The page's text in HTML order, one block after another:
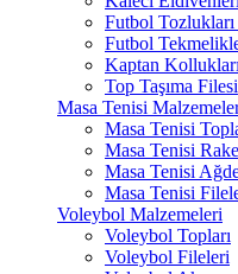
Futbol
Futbol
Kaptan Kollukları
Top Taşıma Filesi
Masa Tenisi
Masa Tenisi
Masa Tenisi
Masa Tenisi
Masa Tenisi
Voleybol Malzemeleri
Voleybol Topları
Voleybol Fileleri